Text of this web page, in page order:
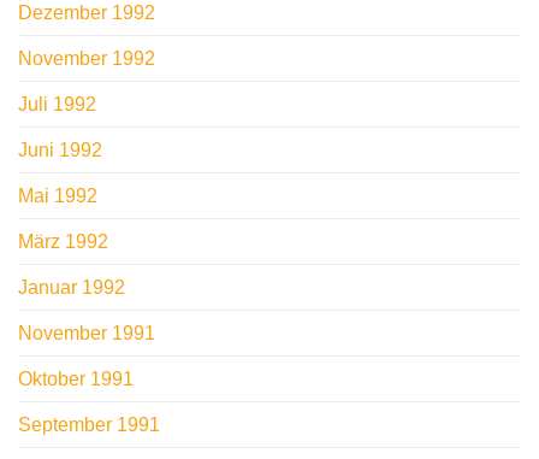
Dezember 1992
November 1992
Juli 1992
Juni 1992
Mai 1992
März 1992
Januar 1992
November 1991
Oktober 1991
September 1991